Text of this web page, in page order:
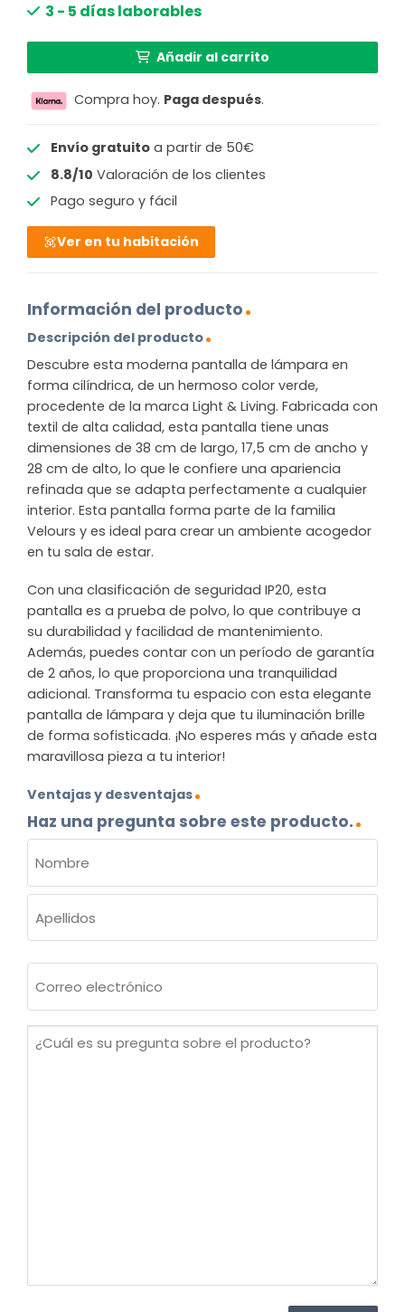
3 - 5 días laborables
Añadir al carrito
Compra hoy. Paga después.
Envío gratuitoa partir de 50€
8.8/10 Valoración de los clientes
Pago seguro y fácil
Ver en tu habitación
Información del producto
Descripción del producto
Descubre esta moderna pantalla de lámpara en
forma cilíndrica, de un hermoso color verde,
procedente de la marca Light & Living. Fabricada con
textil de alta calidad, esta pantalla tiene unas
dimensiones de 38 cm de largo, 17,5 cm de ancho y
28 cm de alto, lo que le confiere una apariencia
refinada que se adapta perfectamente a cualquier
interior. Esta pantalla forma parte de la familia
Velours y es ideal para crear un ambiente acogedor
en tu sala de estar.
Con una clasificación de seguridad IP20, esta
pantalla es a prueba de polvo, lo que contribuye a
su durabilidad y facilidad de mantenimiento.
Además, puedes contar con un período de garantía
de 2 años, lo que proporciona una tranquilidad
adicional. Transforma tu espacio con esta elegante
pantalla de lámpara y deja que tu iluminación brille
de forma sofisticada. ¡No esperes más y añade esta
maravillosa pieza a tu interior!
Ventajas y desventajas
Haz una pregunta sobre este producto.
(OBLIGATORIO)
Nombre
electrónico
¿Cuál